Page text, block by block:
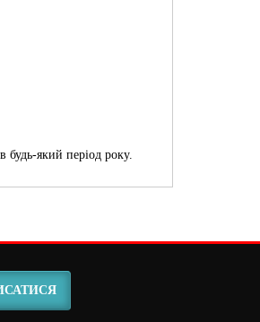
який період року.